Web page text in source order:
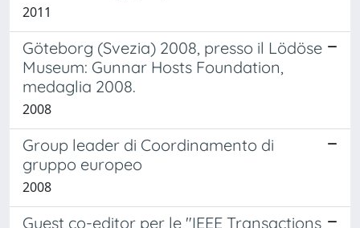
2011
Göteborg (Svezia) 2008, presso il Lödöse
Museum: Gunnar Hosts Foundation,
medaglia 2008.
2008
Group leader di Coordinamento di
gruppo europeo
2008
Guest co-editor per le "IEEE Transactions